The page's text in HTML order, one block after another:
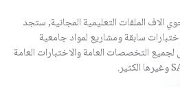
الاف الملفات التعليمية المجانية, ستجد
سابقة ومشاريع لمواد جامعية
التخصصات العامة والاختبارات العامة